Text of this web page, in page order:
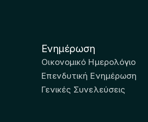
Ενημέρωση
Οικονομικό Ημερολόγιο
Επενδυτική Ενημέρωση
Γενικές Συνελεύσεις